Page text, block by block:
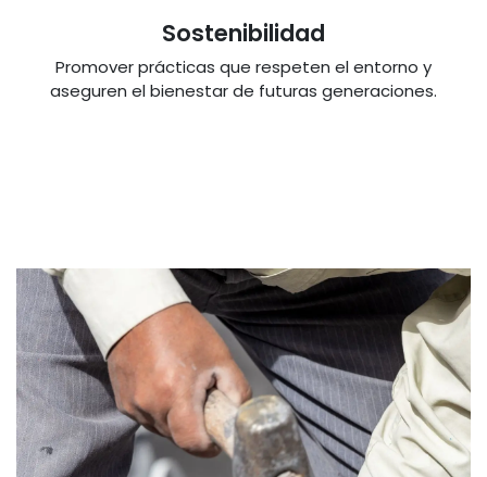
Sostenibilidad
Promover prácticas que respeten el entorno y
aseguren el bienestar de futuras generaciones.